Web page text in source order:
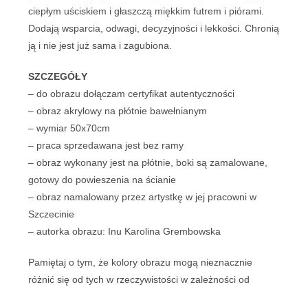
ciepłym uściskiem i głaszczą miękkim futrem i piórami.
Dodają wsparcia, odwagi, decyzyjności i lekkości. Chronią
ją i nie jest już sama i zagubiona.
SZCZEGÓŁY
– do obrazu dołączam certyfikat autentyczności
– obraz akrylowy na płótnie bawełnianym
– wymiar 50x70cm
– praca sprzedawana jest bez ramy
– obraz wykonany jest na płótnie, boki są zamalowane,
gotowy do powieszenia na ścianie
– obraz namalowany przez artystkę w jej pracowni w
Szczecinie
– autorka obrazu: Inu Karolina Grembowska
Pamiętaj o tym, że kolory obrazu mogą nieznacznie
różnić się od tych w rzeczywistości w zależności od